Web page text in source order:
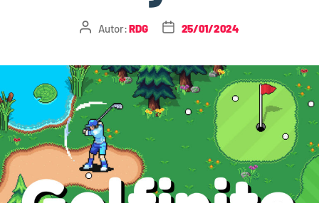
Autor:RDG 25/01/2024